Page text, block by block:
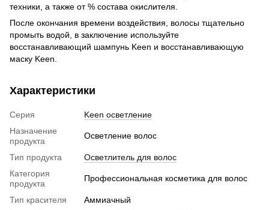
техники, а также от % состава окислителя.
После окончания времени воздействия, волосы тщательно
промыть водой, в заключение используйте
восстанавливающий шампунь Keen и восстанавливающую
маску Keen.
Характеристики
Серия
Keen осветление
Назначение
продукта
Осветление волос
Тип продукта
Осветлитель для волос
Категория
продукта
Профессиональная косметика для волос
Тип красителя
Аммиачный